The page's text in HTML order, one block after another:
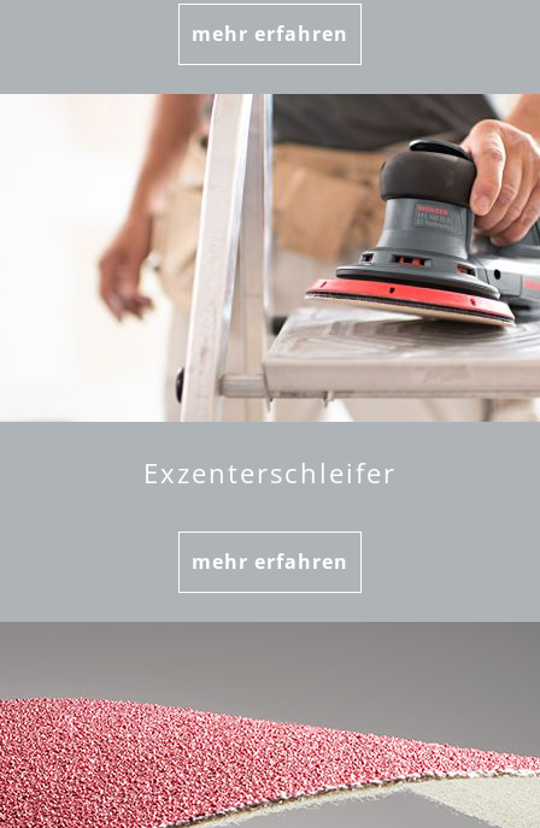
mehr erfahren
Exzenterschleifer
mehr erfahren